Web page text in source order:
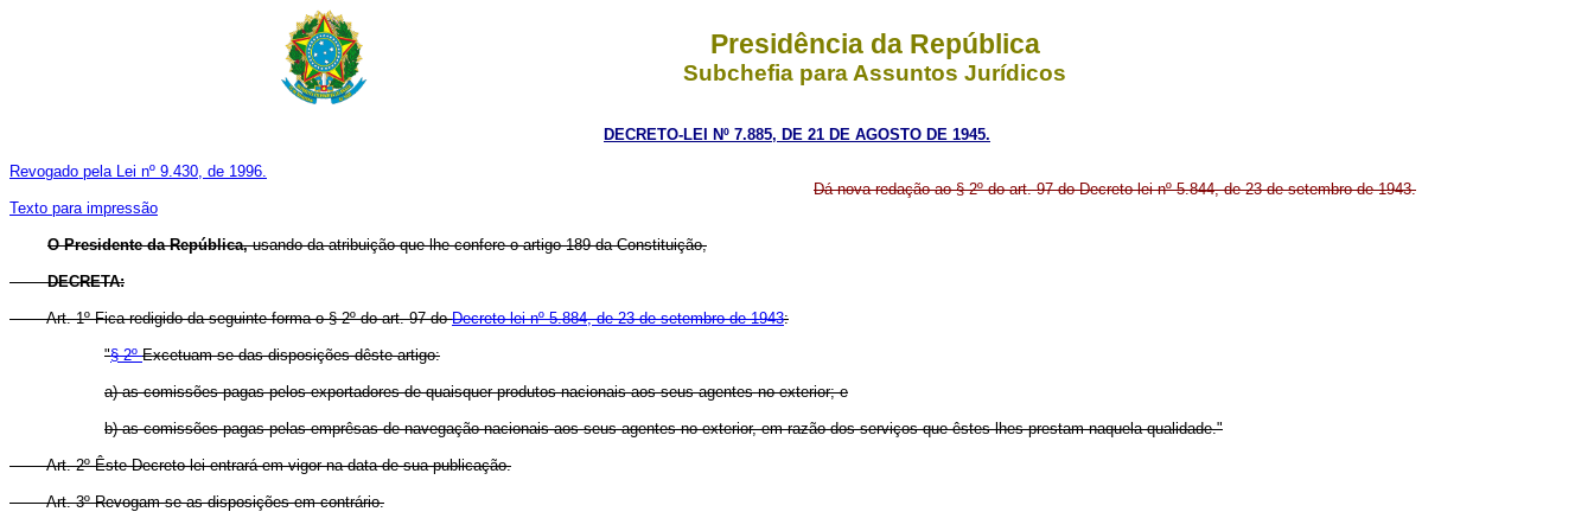
Presidência da República
Subchefia para Assuntos Jurídicos
DECRETO-LEI Nº 7.885, DE 21 DE AGOSTO DE 1945.
Revogado pela Lei nº 9.430, de 1996.
Texto para impressão
Dá nova redação ao § 2º do art. 97 do Decreto-lei nº 5.844, de 23 de setembro de 1943.
O Presidente da República,usando da atribuição que lhe confere o artigo 189 da Constituição,
DECRETA:
Art. 1º Fica redigido da seguinte forma o § 2º do art. 97 doDecreto-lei nº 5.884, de 23 de setembro de 1943:
"§ 2ºExcetuam-se das disposições dêste artigo:
a) as comissões pagas pelos exportadores de quaisquer produtos nacionais aos seus agentes no exterior; e
b) as comissões pagas pelas emprêsas de navegação nacionais aos seus agentes no exterior, em razão dos serviços que êstes lhes prestam naquela qualidade."
Art. 2º Êste Decreto-lei entrará em vigor na data de sua publicação.
Art. 3º Revogam-se as disposições em contrário.